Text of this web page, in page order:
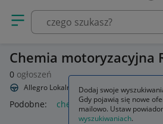
Otwórz menu z kategoriami
Chemia motoryzacyjna
0 ogłoszeń
Allegro Lokalnie Motoryzacja Chemia
Podobne: chemia chemia do
Dodaj swoje
Gdy pojawią się nowe
mailowo. Ustaw
wyszukiwaniach.